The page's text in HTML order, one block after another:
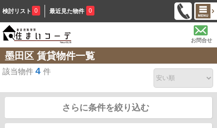
検討リスト 0 最近見た物件 0
お問合せ
墨田区 賃貸物件一覧
該当物件 4 件
さらに条件を絞り込む